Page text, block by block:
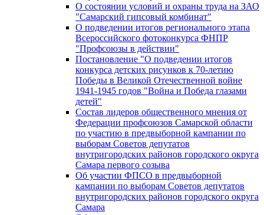
О состоянии условий и охраны труда на ЗАО
"Самарский гипсовый комбинат"
О подведении итогов регионального этапа
Всероссийского фотоконкурса ФНПР
"Профсоюзы в действии"
Постановление "О подведении итогов
конкурса детских рисунков к 70-летию
Победы в Великой Отечественной войне
1941-1945 годов "Война и Победа глазами
детей"
Состав лидеров общественного мнения от
Федерации профсоюзов Самарской области
по участию в предвыборной кампании по
выборам Советов депутатов
внутригородских районов городского округа
Самара первого созыва
Об участии ФПСО в предвыборной
кампании по выборам Советов депутатов
внутригородских районов городского округа
Самара